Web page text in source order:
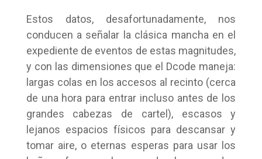
Estos datos, desafortunadamente, nos
conducen a señalar la clásica mancha en el
expediente de eventos de estas magnitudes,
y con las dimensiones que el Dcode maneja:
largas colas en los accesos al recinto (cerca
de una hora para entrar incluso antes de los
grandes cabezas de cartel), escasos y
lejanos espacios físicos para descansar y
tomar aire, o eternas esperas para usar los